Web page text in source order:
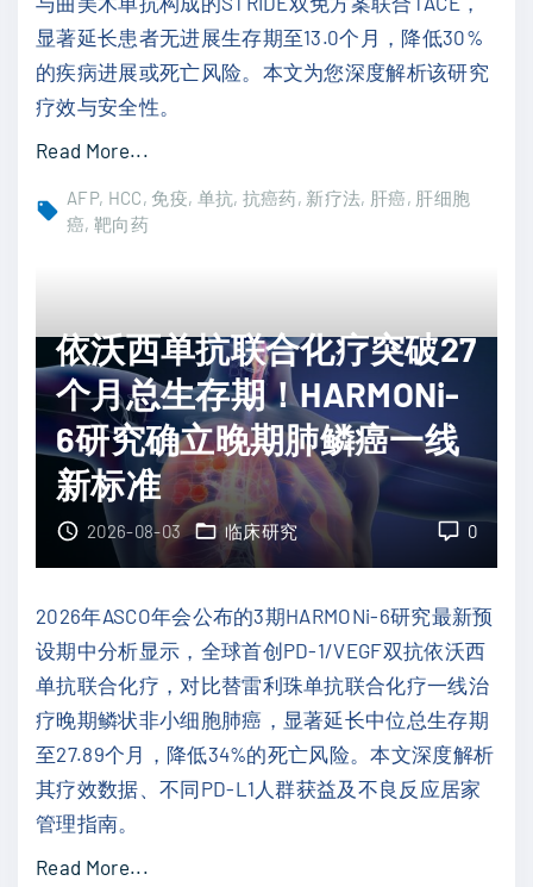
显著延长患者无进展生存期至13.0个月，降低30%
的疾病进展或死亡风险。本文为您深度解析该研究
疗效与安全性。
Read More..."
可
癌
打
破
2
0
年
治
瓶
颈
！
双
免
联
T
AFP HCC 免疫 单抗 抗癌药 新疗法 肝癌
肝细胞
癌 靶向药
依沃西单抗联合化疗突破27
个月总生存期！HARMONi-
6研究确立晚期肺鳞癌一线
新标准
0
2026-08-03 临床研究
2026年ASCO年会公布的3期HARMONi-6研究最新预
设期中分析显示，全球首创PD-1/VEGF双抗依沃西
单抗联合化疗，对比替雷利珠单抗联合化疗一线治
疗晚期鳞状非小细胞肺癌，显著延长中位总生存期
至27.89个月，降低34%的死亡风险。本文深度解析
其疗效数据、不同PD-L1人群获益及不良反应居家
管理指南。
Read More..."